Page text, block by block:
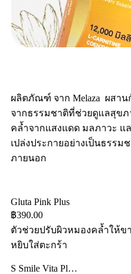
ผลิตภัณฑ์ จาก Melaza ผสา
จากธรรมชาติที่ช่วยดูแลสุข
คล้ำจากแสงแดด มลภาวะ แ
เปล่งประกายอย่างเป็นธรร
ภายนอก
Gluta Pink Plus
฿390.00
ตัวช่วยปรับผิวหมองคล้ำให้
หยิบใส่ตะกร้า
S Smile Vita Pl…